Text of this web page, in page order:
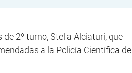
2º turno, Stella Alciaturi, que
a la Policía Científica de